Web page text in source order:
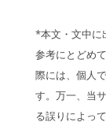
*本文・文中に
参考にとどめ
際には、個人
す。万一、当
る誤りによっ